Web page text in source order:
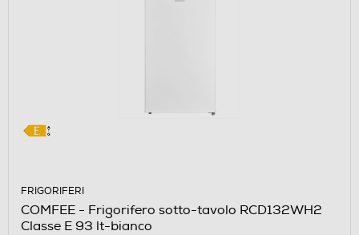
FRIGORIFERI
COMFEE - Frigorifero sotto-tavolo RCD132WH2
Classe E 93 lt-bianco